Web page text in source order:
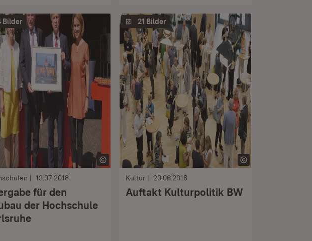
Bilder
13.07.2018
für den
der Hochschule
21 Bilder
Kultur 20.06.2018
Auftakt Kulturpolitik BW